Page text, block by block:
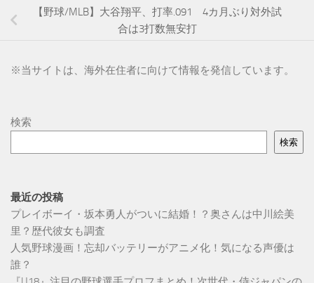
【野球/MLB】大谷翔平、打率.091 4カ月ぶり対外試
合は3打数無安打
※当サイトは、海外在住者に向けて情報を発信しています。
検索
検索
最近の投稿
プレイボーイ・坂本勇人がついに結婚！？奥さんは中川絵美
里？歴代彼女も調査
人気野球漫画！忘却バッテリーがアニメ化！気になる声優は
誰？